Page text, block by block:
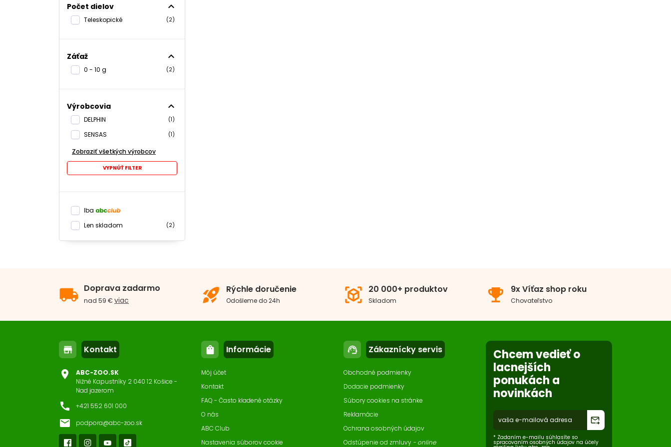
Počet dielov expand_less
Teleskopické (2)
Záťaž expand_less
0 - 10 g (2)
Výrobcovia expand_less
DELPHIN (1)
SENSAS (1)
Zobraziť všetkých výrobcov
VYPNÚŤ FILTER
Iba
Len skladom
(2)
local_shipping Doprava zadarmo
nad 59 € viac rocket_launch Rýchle doručenie
Odošleme do 24h view_in_ar 20 000+ produktov
Skladom emoji_events 9x Víťaz shop roku
Chovateľstvo
store Kontakt
location_on
ABC-ZOO.SK
Nižné Kapustníky 2 040 12 Košice -
Nad jazerom
call +421 552 601 000
email podpora@abc-zoo.sk
shopping_bag Informácie
Môj účet
Kontakt
FAQ - Často kladené otázky
O nás
ABC Club
Nastavenia súborov cookie
support_agent Zákaznícky servis
Obchodné podmienky
Dodacie podmienky
Súbory cookies na stránke
Reklamácie
Ochrana osobných údajov
Odstúpenie od zmluvy - online
Chcem vedieť o
lacnejších
ponukách a
novinkách
forward_to_inbox
* Zadaním e-mailu súhlasíte so
spracovaním osobných údajov na účely